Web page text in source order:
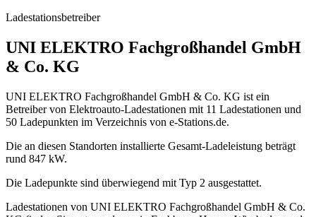
Ladestationsbetreiber
UNI ELEKTRO Fachgroßhandel GmbH
& Co. KG
UNI ELEKTRO Fachgroßhandel GmbH & Co. KG ist ein
Betreiber von Elektroauto-Ladestationen mit 11 Ladestationen und
50 Ladepunkten im Verzeichnis von e-Stations.de.
Die an diesen Standorten installierte Gesamt-Ladeleistung beträgt
rund 847 kW.
Die Ladepunkte sind überwiegend mit Typ 2 ausgestattet.
Ladestationen von UNI ELEKTRO Fachgroßhandel GmbH & Co.